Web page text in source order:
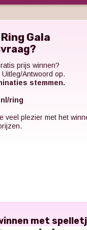
Gala
prijs winnen?
Antwoord op.
stemmen.
ring
veel plezier met het
met